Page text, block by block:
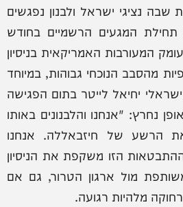
נציגי ישראל ולבנון נפגשים
המגעים הרשמיים בחודש
המעורבות האמריקאית בניסיון
מהסבב הנוכחי גבוהות, במיוחד
יחיאל לייטר בתום הפגישה
נחרץ: "אנחנו והלבנונים באותו
הרשע של חיזבאללה. אנחנו
הזו משקפת את הניסיון
מול ארגון הטרור, גם אם
מלהיות רגועה.